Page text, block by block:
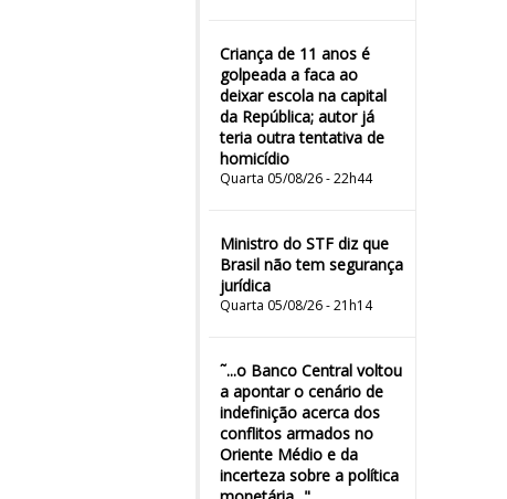
Criança de 11 anos é
golpeada a faca ao
deixar escola na capital
da República; autor já
teria outra tentativa de
homicídio
Quarta 05/08/26 - 22h44
Ministro do STF diz que
Brasil não tem segurança
jurídica
Quarta 05/08/26 - 21h14
˜...o Banco Central voltou
a apontar o cenário de
indefinição acerca dos
conflitos armados no
Oriente Médio e da
incerteza sobre a política